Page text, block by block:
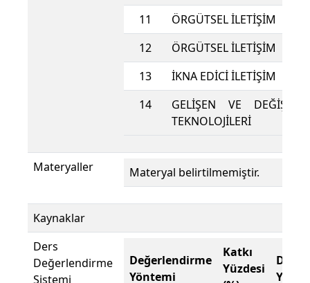
11
ÖRGÜTSEL İLETİŞİM
12
ÖRGÜTSEL İLETİŞİM
13
İKNA EDİCİ İLETİŞİM
14
GELİŞEN VE DEĞİŞEN
TEKNOLOJİLERİ
Materyaller Materyal belirtilmemiştir.
Kaynaklar
Ders
Değerlendirme
Sistemi
Değerlendirme
Yöntemi
Katkı
Yüzdesi